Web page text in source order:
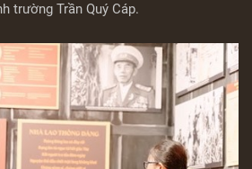
trường Trần Quý Cáp.